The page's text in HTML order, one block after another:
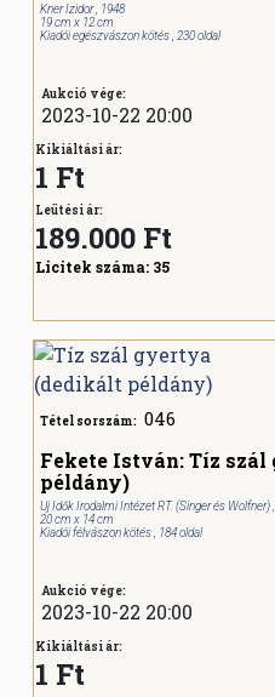
Kner Izidor , 1948
19 cm x 12 cm
Kiadói egészvászon kötés , 230 oldal
Aukció vége:
2023-10-22 20:00
Kikiáltási ár:
1 Ft
Leütési ár:
189.000 Ft
Licitek száma: 35
Tétel sorszám: 046
Fekete István: Tíz
példány)
Uj Idők Irodalmi Intézet RT. (Singer és Wolfner)
20 cm x 14 cm
Kiadói félvászon kötés , 184 oldal
Aukció vége:
2023-10-22 20:00
Kikiáltási ár:
1 Ft